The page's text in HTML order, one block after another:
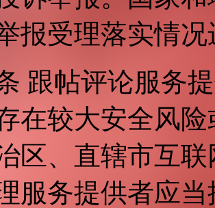
报受理落实情
跟帖评论服务
在较大安全风
区、直辖市互
服务提供者应